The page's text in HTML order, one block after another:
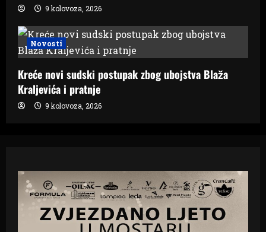
9 kolovoza, 2026
Novosti
Kreće novi sudski postupak zbog ubojstva Blaža
Kraljevića i pratnje
9 kolovoza, 2026